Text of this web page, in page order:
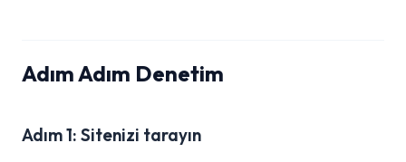
Adım Adım Denetim
Adım 1: Sitenizi tarayın